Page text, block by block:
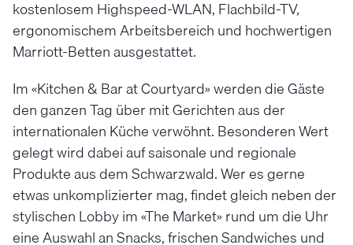
kostenlosem Highspeed-WLAN, Flachbild-TV,
ergonomischem Arbeitsbereich und hochwertigen
Marriott-Betten ausgestattet.
Im «Kitchen & Bar at Courtyard» werden die Gäste
den ganzen Tag über mit Gerichten aus der
internationalen Küche verwöhnt. Besonderen Wert
gelegt wird dabei auf saisonale und regionale
Produkte aus dem Schwarzwald. Wer es gerne
etwas unkomplizierter mag, findet gleich neben der
stylischen Lobby im «The Market» rund um die Uhr
eine Auswahl an Snacks, frischen Sandwiches und